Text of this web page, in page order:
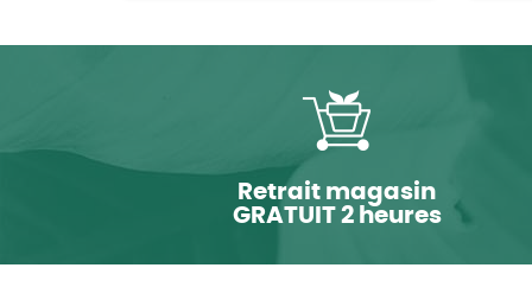
Retrait magasin
GRATUIT 2 heures